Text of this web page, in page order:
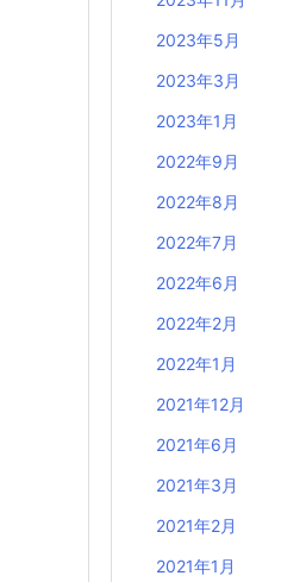
2023年5月
2023年3月
2023年1月
2022年9月
2022年8月
2022年7月
2022年6月
2022年2月
2022年1月
2021年12月
2021年6月
2021年3月
2021年2月
2021年1月